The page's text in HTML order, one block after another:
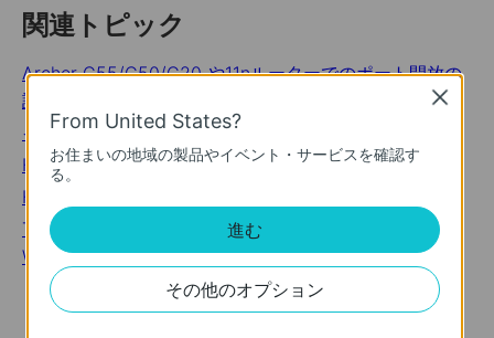
関連トピック
Archer C55/C50/C20 や11nルーターでのポート開放の
設定方法
インターネット接続が遅い場合は
How to Set Up Static Routing on Your TP-Link Router
How to Set Up VPN Server and VPN Client on Deco
Troubleshooting Guide of DDNS function on TP-Link
Wi-Fi Router, LTE Gateway Router or Deco Router
From United States?
お住まいの地域の製品やイベント・サービスを確認す
る。
進む
その他のオプション
Close